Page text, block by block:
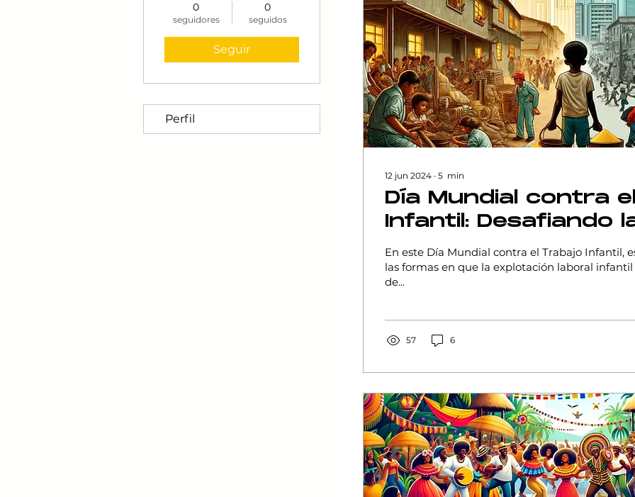
12 jun 2024 ∙ 5 min
Día Mundial contra
Infantil: Desafiando
Explotación Laboral
En este Día Mundial contra el Trabajo Infantil,
las formas en que la explotación laboral
de...
57 6
0
seguidores
0
seguidos
Seguir
Perfil